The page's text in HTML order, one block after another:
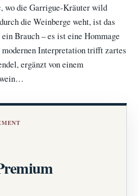
wo die Garrigue-Kräuter wild
die Weinberge weht, ist das
Brauch – es ist eine Hommage
Interpretation trifft zartes
ergänzt von einem